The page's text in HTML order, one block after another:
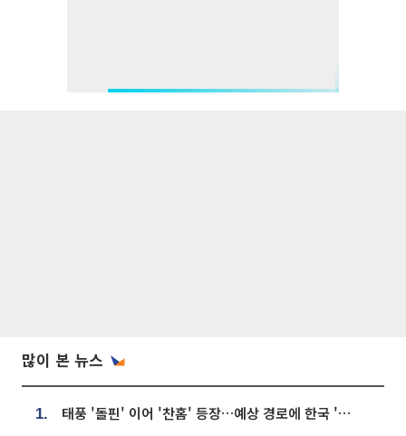
많이 본 뉴스
1. 태풍 '돌핀' 이어 '찬홈' 등장…예상 경로에 한국 '한숨'